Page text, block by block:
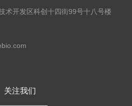
术开发区科创十四街99号十八号楼
关注我们